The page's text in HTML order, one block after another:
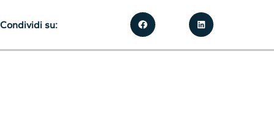
Condividi su: